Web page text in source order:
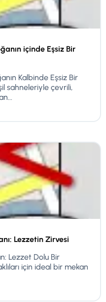
içinde Eşsiz Bir
Kalbinde Eşsiz Bir
sahneleriyle çevrili,
Lezzetin Zirvesi
Lezzet Dolu Bir
için ideal bir mekan